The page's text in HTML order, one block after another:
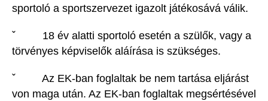
sportoló a sportszervezet igazolt játékosává válik.
ˇ 18 év alatti sportoló esetén a szülők, vagy a
törvényes képviselők aláírása is szükséges.
ˇ Az EK-ban foglaltak be nem tartása eljárást
von maga után. Az EK-ban foglaltak megsértésével